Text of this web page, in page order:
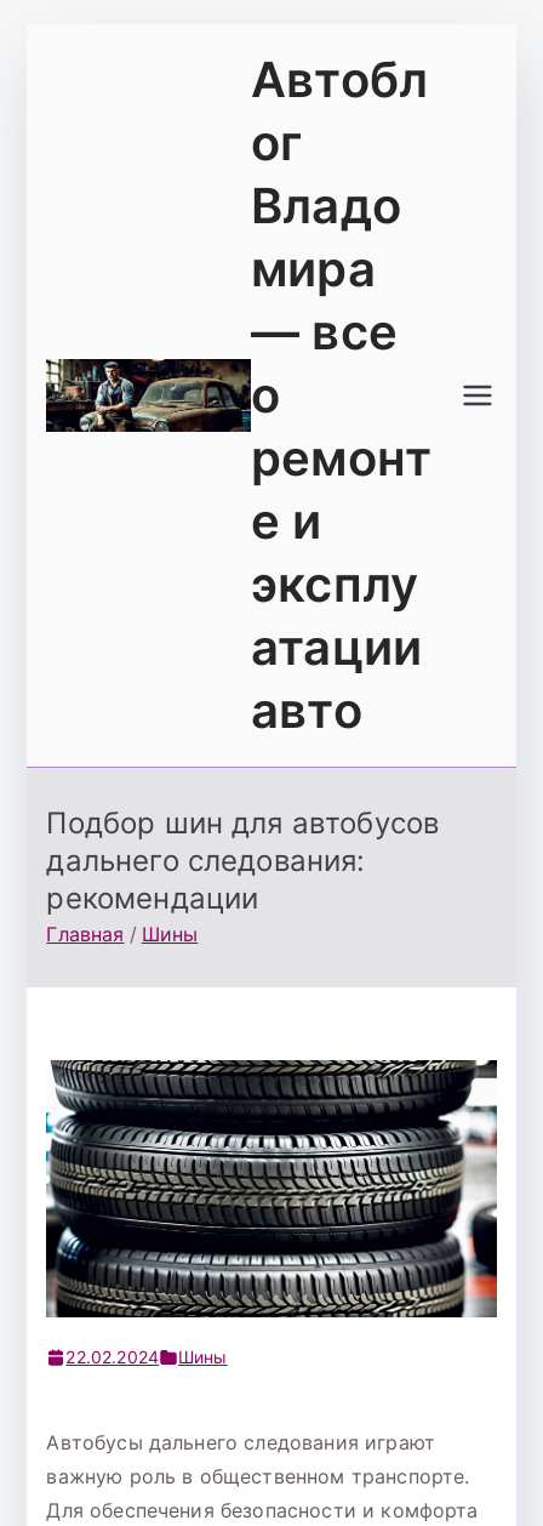
Автобл
ог
Владо
мира
— все
о
ремонт
е и
эксплу
атации
авто
Подбор шин для автобусов
дальнего следования:
рекомендации
Главная Шины
22.02.2024 Шины
Автобусы дальнего следования играют
важную роль в общественном транспорте.
Для обеспечения безопасности и комфорта